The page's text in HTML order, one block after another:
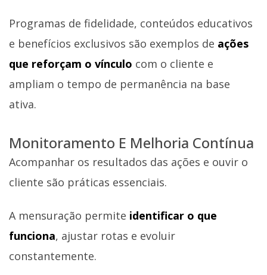
Programas de fidelidade, conteúdos educativos
e benefícios exclusivos são exemplos de ações
que reforçam o vínculo com o cliente e
ampliam o tempo de permanência na base
ativa.
Monitoramento E Melhoria Contínua
Acompanhar os resultados das ações e ouvir o
cliente são práticas essenciais.
A mensuração permite identificar o que
funciona, ajustar rotas e evoluir
constantemente.